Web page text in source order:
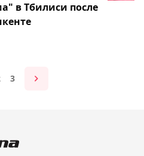
в Тбилиси после
3